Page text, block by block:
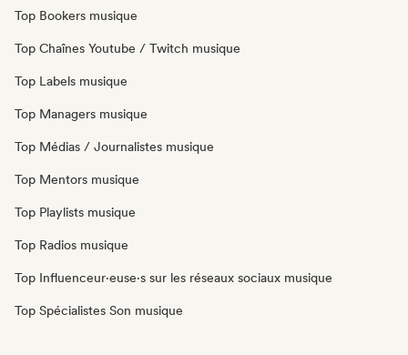
Top Bookers musique
Top Chaînes Youtube / Twitch musique
Top Labels musique
Top Managers musique
Top Médias / Journalistes musique
Top Mentors musique
Top Playlists musique
Top Radios musique
Top Influenceur·euse·s sur les réseaux sociaux musique
Top Spécialistes Son musique